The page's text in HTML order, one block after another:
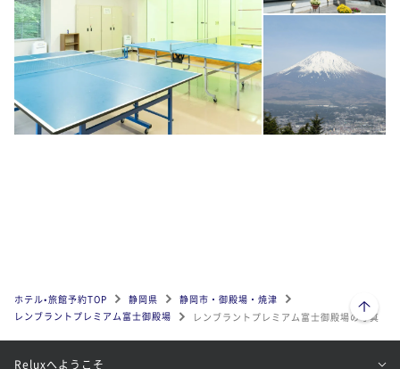
ホテル•旅館予約TOP 静岡県
静岡市・御殿場・焼津
レンブラントプレミアム富士御殿場
レンブラントプレミアム富士御殿場の写真
ページトップへ
Reluxへようこそ